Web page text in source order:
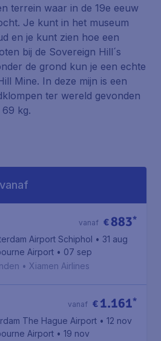
terrein waar in de 19e eeuw
Je kunt in het museum
en je kunt zien hoe een
bij de Sovereign Hill´s
de grond kun je een echte
Mine. In deze mijn is een
ter wereld gevonden
kg.
€883*
vanaf
Airport Schiphol • 31 aug
Airport • 07 sep
• Xiamen Airlines
€ 1.161*
vanaf
The Hague Airport • 12 nov
Airport • 19 nov